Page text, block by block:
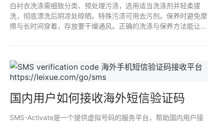
白衬衣洗涤需细致分类、预处理污渍，选用适当洗涤剂并轻柔搓
洗，彻底漂洗后阴凉处晾晒。特殊污渍可用去污剂。保养时避免摩
擦与长时间穿着，存放要干燥通风。正确的洗涤与保养方法能让白
国内用户如何接收海外短信验证码
SMS-Activate是一个提供虚拟号码的服务平台，帮助国内用户接